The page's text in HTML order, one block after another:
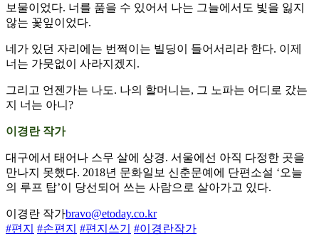
보물이었다. 너를 품을 수 있어서 나는 그늘에서도 빛을 잃지
않는 꽃잎이었다.
네가 있던 자리에는 번쩍이는 빌딩이 들어서리라 한다. 이제
너는 가뭇없이 사라지겠지.
그리고 언젠가는 나도. 나의 할머니는, 그 노파는 어디로 갔는
지 너는 아니?
이경란 작가
대구에서 태어나 스무 살에 상경. 서울에선 아직 다정한 곳을
만나지 못했다. 2018년 문화일보 신춘문예에 단편소설 ‘오늘
의 루프 탑’이 당선되어 쓰는 사람으로 살아가고 있다.
이경란 작가bravo@etoday.co.kr
#편지 #손편지 #편지쓰기 #이경란작가